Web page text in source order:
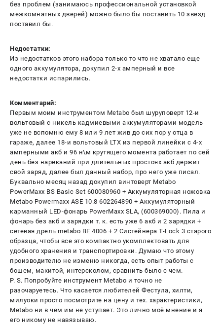
без проблем (занимаюсь профессиональной установкой
межкомнатных дверей) можно было бы поставить 10 звезд
поставил бы.
Недостатки:
Из недостатков этого набора только то что не хватало еще
одного аккумулятора, докупил 2-х амперный и все
недостатки испарились.
Комментарий:
Первым моим инструментом Metabo был шуруповерт 12-и
вольтовый с никель кадмиевыми аккумуляторами модель
уже не вспомню ему 8 или 9 лет жив до сих пор у отца в
гараже, далее 18-и вольтовый LTX из первой линейки с 4-х
амперными акб и 96 н\м крутящего момента работает по сей
день без нареканий при длительных простоях акб держит
свой заряд, далее был данный набор, про него уже писал.
Буквально месяц назад докупил винтоверт Metabo
PowerMaxx BS Basic Set 600080960 + Аккумуляторная ножовка
Metabo Powermaxx ASE 10.8 602264890 + Аккумуляторный
карманный LED-фонарь PowerMaxx SLA, (600369000). Пила и
фонарь без акб и зарядки т. к. есть уже 6 акб и 2 зарядки +
сетевая дрель metabo BE 4006 + 2 Систейнера T-Lock 3 старого
образца, чтобы все это компактно укомплектовать для
удобного хранения и транспортировки. Думаю что этому
производителю не изменю никогда, есть опыт работы с
бошем, макитой, интерсколом, сравнить было с чем.
P. S. Попробуйте инструмент Metabo и точно не
разочаруетесь. Что касается любителей Фестула, хилти,
милуоки просто посмотрите на цену и тех. характеристики,
Metabo ни в чем им не уступает. Это лично моё мнение и я
его никому не навязываю.